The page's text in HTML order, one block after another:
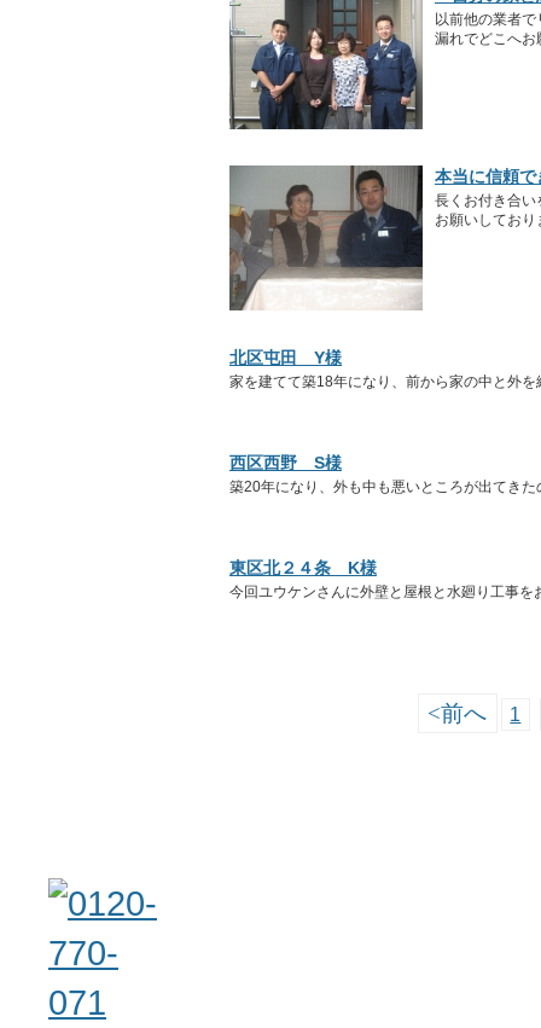
以前他の業者
漏れでどこへお
本当に信頼
長くお付き合い
お願いしてお
北区屯田 Y様
家を建てて築18年になり、前から家の中と外
西区西野 S様
築20年になり、外も中も悪いところが出てき
東区北２４条 K様
今回ユウケンさんに外壁と屋根と水廻り工事を
<前へ 1